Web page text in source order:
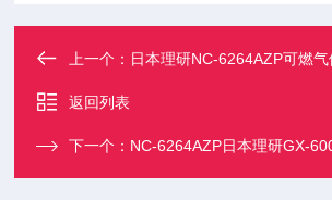
上一个： 日本理研NC-6264AZP可燃
返回列表
下一个： NC-6264AZP日本理研GX-